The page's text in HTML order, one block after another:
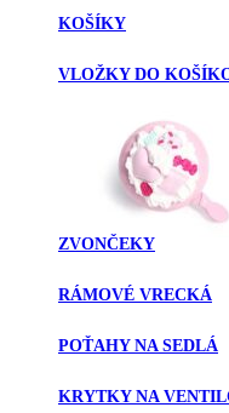
KOŠÍKY
VLOŽKY DO
ZVONČEKY
RÁMOVÉ VRECKÁ
POŤAHY NA SEDLÁ
KRYTKY NA